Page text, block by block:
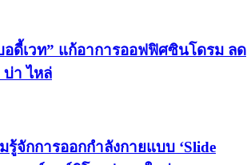
อดี้เวท” แก้อาการออฟฟิศซินโดรม ลด
า ไหล่
รู้จักการออกกำลังกายแบบ ‘Slide